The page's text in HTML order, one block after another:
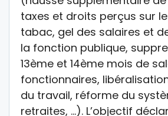
taxes et droits perçus sur
tabac, gel des salaires et
la fonction publique,
13ème et 14ème mois de
fonctionnaires,
du travail, réforme du
retraites, …). L’objectif